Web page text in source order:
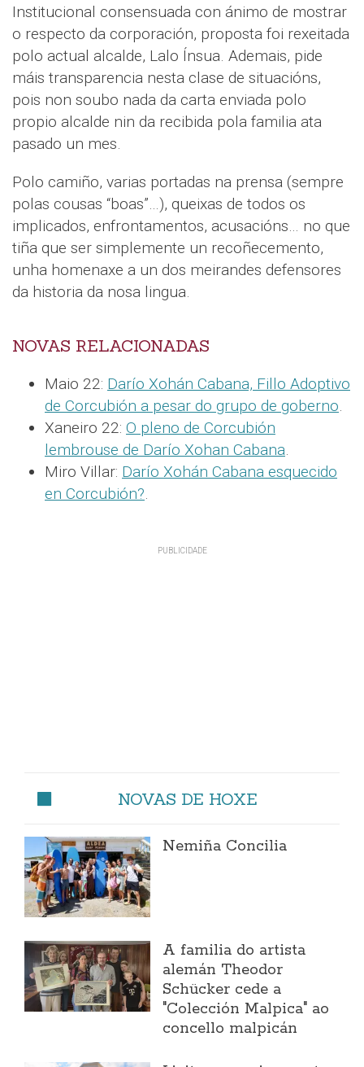
Institucional consensuada con ánimo de mostrar
o respecto da corporación, proposta foi rexeitada
polo actual alcalde, Lalo Ínsua. Ademais, pide
máis transparencia nesta clase de situacións,
pois non soubo nada da carta enviada polo
propio alcalde nin da recibida pola familia ata
pasado un mes.
Polo camiño, varias portadas na prensa (sempre
polas cousas “boas”…), queixas de todos os
implicados, enfrontamentos, acusacións… no que
tiña que ser simplemente un recoñecemento,
unha homenaxe a un dos meirandes defensores
da historia da nosa lingua.
NOVAS RELACIONADAS
Maio 22: Darío Xohán Cabana, Fillo Adoptivo
de Corcubión a pesar do grupo de goberno.
Xaneiro 22: O pleno de Corcubión
lembrouse de Darío Xohan Cabana.
Miro Villar: Darío Xohán Cabana esquecido
en Corcubión?.
NOVAS DE HOXE
Nemiña Concilia
A familia do artista
alemán Theodor
Schücker cede a
"Colección Malpica" ao
concello malpicán